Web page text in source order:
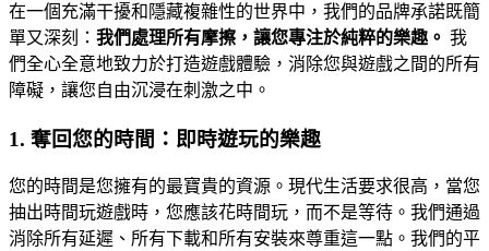
在一個充滿干擾和隱藏複雜性的世界中，我們的品牌承諾既簡
單又深刻： 我們處理所有摩擦，讓您專注於純粹的樂趣。 我
們全心全意地致力於打造遊戲體驗，消除您與遊戲之間的所有
障礙，讓您自由沉浸在刺激之中。
1. 奪回您的時間：即時遊玩的樂趣
您的時間是您擁有的最寶貴的資源。現代生活要求很高，當您
抽出時間玩遊戲時，您應該花時間玩，而不是等待。我們通過
消除所有延遲、所有下載和所有安裝來尊重這一點。我們的平